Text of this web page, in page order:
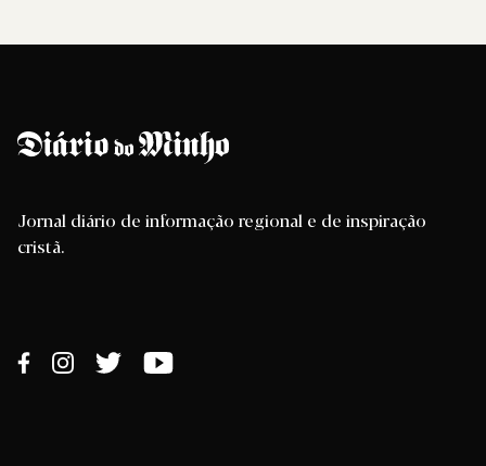
Jornal diário de informação regional e de inspiração
cristã.